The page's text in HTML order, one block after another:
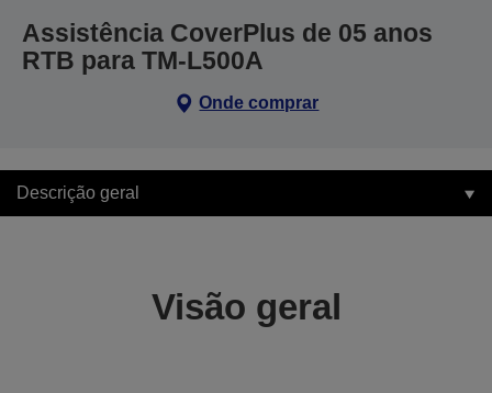
Assistência CoverPlus de 05 anos
RTB para TM-L500A
Onde comprar
Descrição geral
Visão geral